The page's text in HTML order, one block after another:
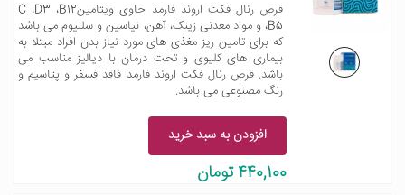
قرص رنال فکت اروند فارمد حاوی ویتامینC ،D3 ،B12
،B5 و مواد معدنی زینک، آهن، نیاسین و سلنیوم می باشد
که برای تامین ریز مغذی های مورد نیاز بدن افراد مبتلا به
بیماری های کلیوی و تحت درمان با دیالیز مناسب می
باشد. قرص رنال فکت اروند فارمد فاقد فسفر و پتاسیم و
رنگ مصنوعی می باشد.
افزودن به سبد خرید
440,100 تومان